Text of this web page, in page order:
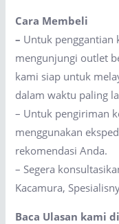
Cara Membeli
– Untuk penggantian
mengunjungi outlet
kami siap untuk
dalam waktu paling
– Untuk pengiriman
menggunakan
rekomendasi Anda.
– Segera
Kacamura,
Baca Ulasan kami